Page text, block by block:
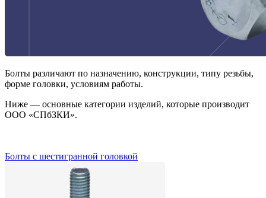
Болты различают по назначению, конструкции, типу резьбы,
форме головки, условиям работы.
Ниже — основные категории изделий, которые производит
ООО «СПбЗКИ».
Болты с шестигранной головкой